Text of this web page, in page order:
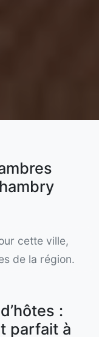
cette ville,
de la région.
:
parfait à